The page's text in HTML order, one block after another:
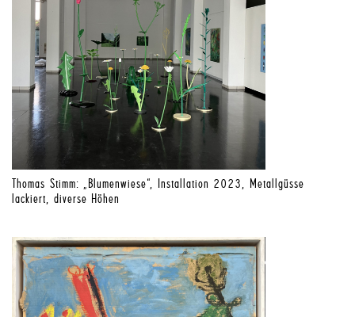
Thomas Stimm: „Blumenwiese“, Installation 2023, Metallgüsse
lackiert, diverse Höhen